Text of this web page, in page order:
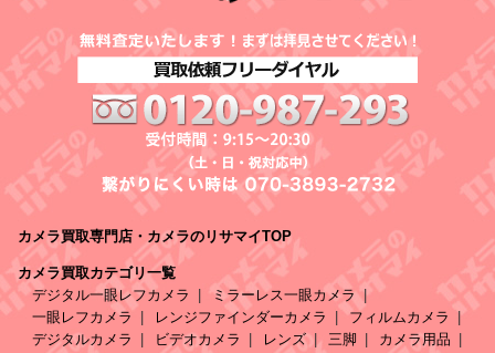
カメラ買取専門店・カメラのリサマイTOP
カメラ買取カテゴリ一覧
デジタル一眼レフカメラ
ミラーレス一眼カメラ
一眼レフカメラ
レンジファインダーカメラ
フィルムカメラ
デジタルカメラ
ビデオカメラ レンズ 三脚 カメラ用品